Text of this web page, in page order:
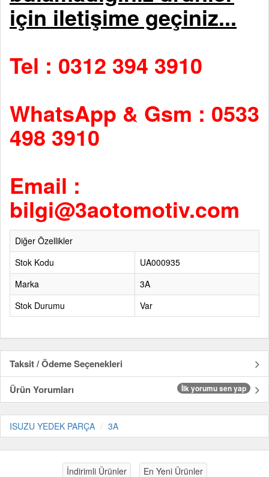
için iletişime geçiniz...
Tel : 0312 394 3910
WhatsApp & Gsm : 0533
498 3910
Email :
bilgi@3aotomotiv.com
Diğer Özellikler
Stok Kodu
UA000935
Marka
3A
Stok Durumu
Var
Taksit / Ödeme Seçenekleri
Ürün Yorumları
İlk yorumu sen yap
ISUZU YEDEK PARÇA 3A
İndirimli Ürünler En Yeni Ürünler